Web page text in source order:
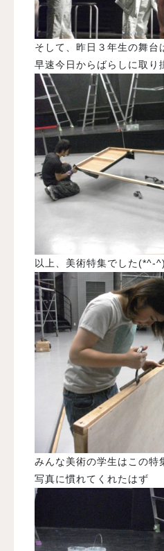
そして、昨日３年生の舞台
早速今日からばらしに取り
以上、美術特集でした(*^-^)
みんな美術の学生はこの特
写真に慣れてくれたはず